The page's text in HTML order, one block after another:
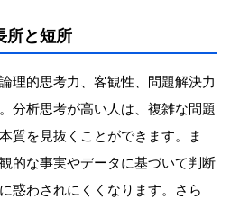
所と短所
理的思考力、客観性、問題解決力
分析思考が高い人は、複雑な問題
質を見抜くことができます。ま
的な事実やデータに基づいて判断
惑わされにくくなります。さら